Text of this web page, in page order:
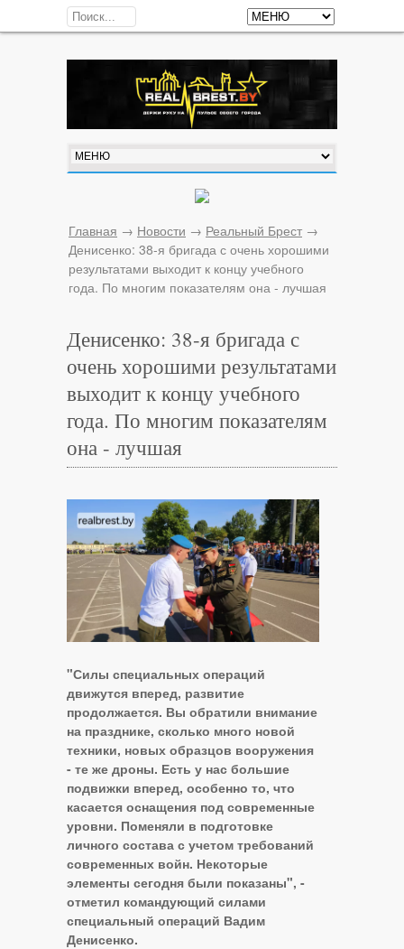
Главная → Новости → Реальный Брест →
Денисенко: 38-я бригада с очень хорошими
результатами выходит к концу учебного
года. По многим показателям она - лучшая
Денисенко: 38-я бригада с
очень хорошими результатами
выходит к концу учебного
года. По многим показателям
она - лучшая
"Силы специальных операций
движутся вперед, развитие
продолжается. Вы обратили внимание
на празднике, сколько много новой
техники, новых образцов вооружения
- те же дроны. Есть у нас большие
подвижки вперед, особенно то, что
касается оснащения под современные
уровни. Поменяли в подготовке
личного состава с учетом требований
современных войн. Некоторые
элементы сегодня были показаны", -
отметил командующий силами
специальный операций Вадим
Денисенко.